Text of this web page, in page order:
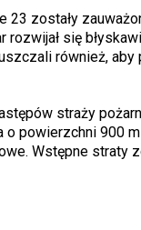
zostały
się
również, aby
straży
o powierzchni
Wstępne straty